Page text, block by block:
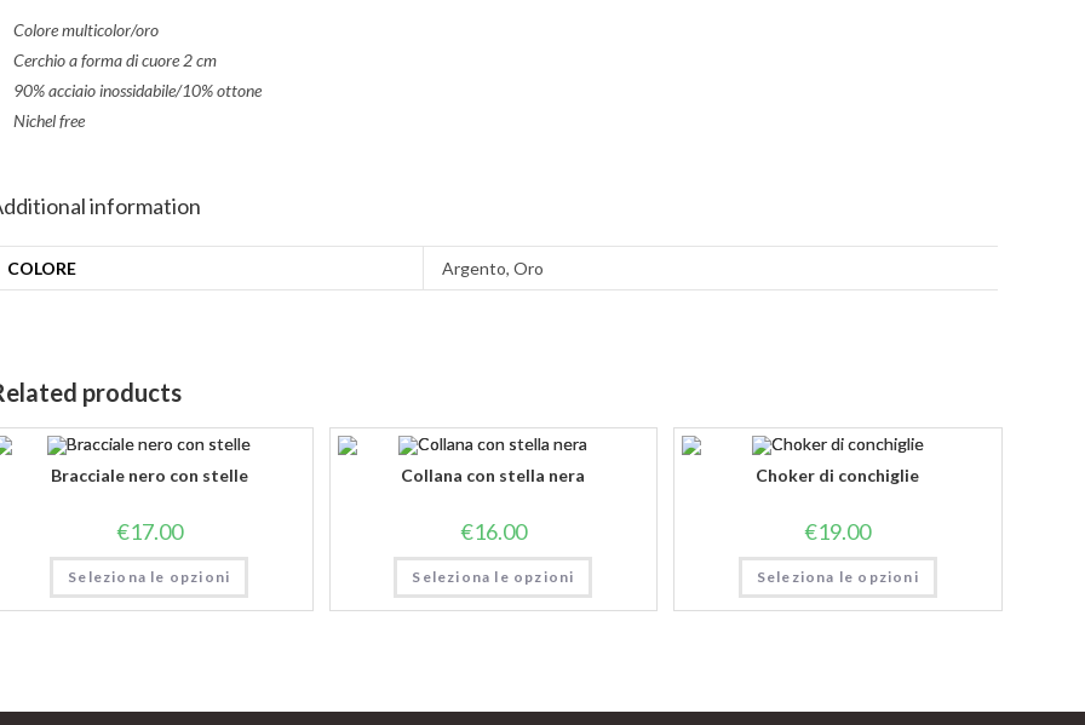
Colore multicolor/oro
Cerchio a forma di cuore 2 cm
90% acciaio inossidabile/10% ottone
Nichel free
information
COLORE Argento, Oro
products
Bracciale nero con stelle
€17.00
Seleziona le opzioni
Collana con stella nera
€16.00
Seleziona le opzioni
Choker di conchiglie
€19.00
Seleziona le opzioni